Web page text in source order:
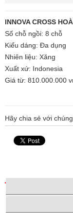
INNOVA CROSS
Số chỗ ngồi: 8 chỗ
Kiểu dáng: Đa dụng
Nhiên liệu: Xăng
Xuất xứ: Indonesia
Giá từ: 810.000.000
Hãy chia sẻ với